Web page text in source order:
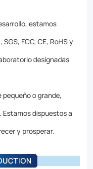
estamos
FCC, CE, RoHS y
designadas
o grande,
dispuestos a
y prosperar.